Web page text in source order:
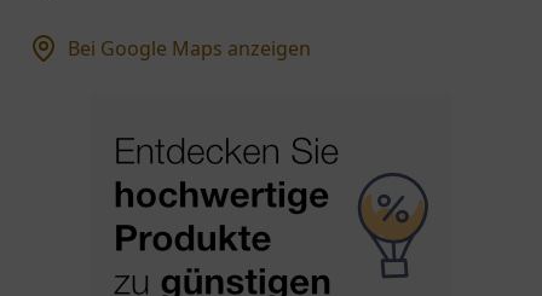
Bei Google Maps anzeigen